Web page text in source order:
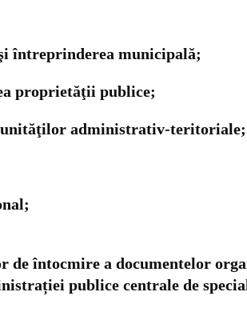
întreprinderea municipală;
proprietăţii publice;
administrativ-teritoriale;
de întocmire a documentelor
publice centrale de